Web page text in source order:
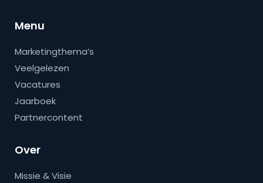
Menu
Marketingthema’s
Veelgelezen
Vacatures
Jaarboek
Partnercontent
Over
Missie & Visie